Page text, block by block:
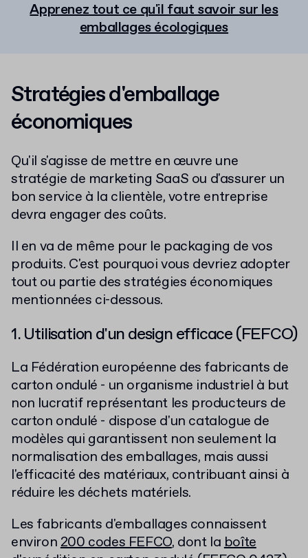
Apprenez tout ce qu'il faut savoir sur les
emballages écologiques
Stratégies d'emballage
économiques
Qu'il s'agisse de mettre en œuvre une
stratégie de marketing SaaS ou d'assurer un
bon service à la clientèle, votre entreprise
devra engager des coûts.
Il en va de même pour le packaging de vos
produits. C'est pourquoi vous devriez adopter
tout ou partie des stratégies économiques
mentionnées ci-dessous.
1. Utilisation d'un design efficace (FEFCO)
La Fédération européenne des fabricants de
carton ondulé - un organisme industriel à but
non lucratif représentant les producteurs de
carton ondulé - dispose d'un catalogue de
modèles qui garantissent non seulement la
normalisation des emballages, mais aussi
l'efficacité des matériaux, contribuant ainsi à
réduire les déchets matériels.
Les fabricants d'emballages connaissent
environ200 codes FEFCO, dont laboîte